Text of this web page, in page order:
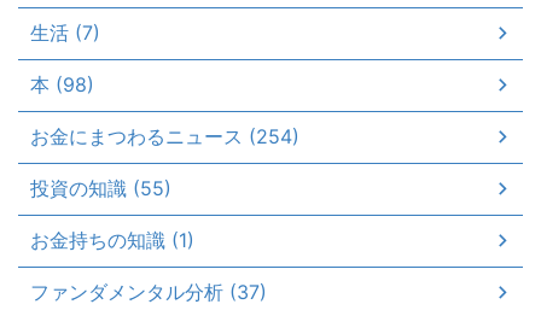
生活 (7)
本 (98)
お金にまつわるニュース (254)
投資の知識 (55)
お金持ちの知識 (1)
ファンダメンタル分析 (37)